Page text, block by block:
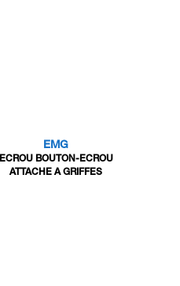
EMG
ECROU BOUTON-ECROU
ATTACHE A GRIFFES